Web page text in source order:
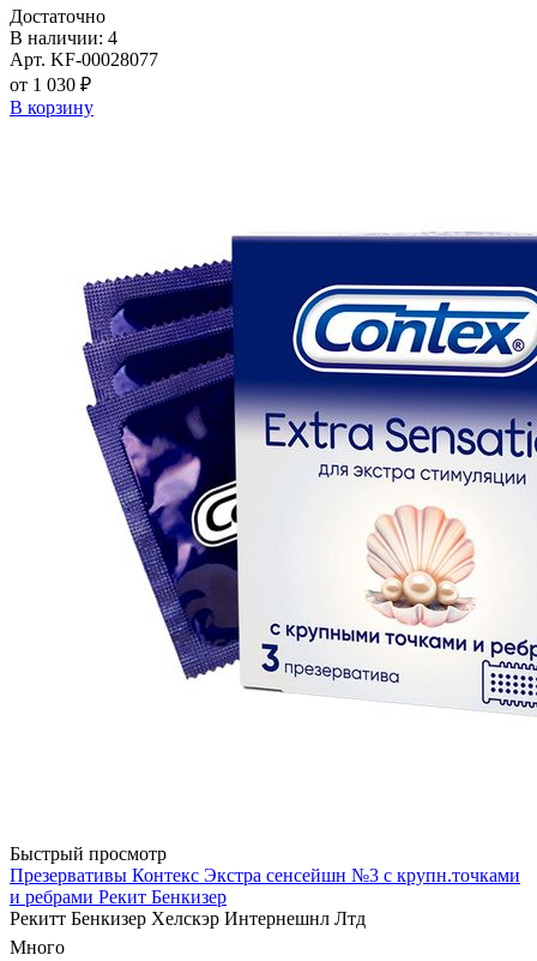
Достаточно
В наличии: 4
Арт. KF-00028077
от 1 030 ₽
В корзину
Быстрый просмотр
Презервативы Контекс Экстра сенсейшн №3 с крупн.точками
и ребрами Рекит Бенкизер
Рекитт Бенкизер Хелскэр Интернешнл Лтд
Много